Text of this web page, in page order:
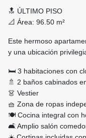
🔝 ÚLTIMO PISO
📐 Área: 96.50 m²
Este hermoso
y una ubicación
🛏️ 3 habitaciones con
🚿 2 baños cabinados
👗 Vestier
🧺 Zona de ropas
🍽️ Cocina integral con
🛋️ Amplio salón